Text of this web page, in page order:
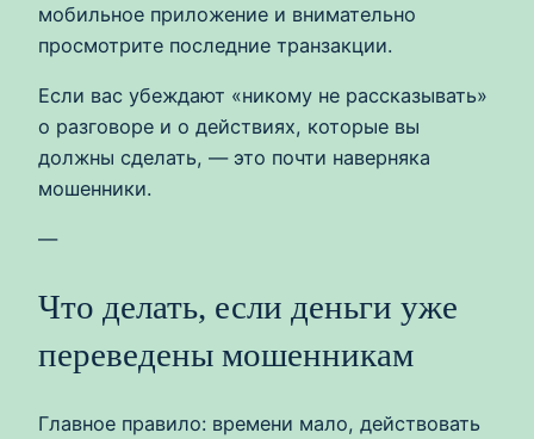
мобильное приложение и внимательно
просмотрите последние транзакции.
Если вас убеждают «никому не рассказывать»
о разговоре и о действиях, которые вы
должны сделать, — это почти наверняка
мошенники.
—
Что делать, если деньги уже
переведены мошенникам
Главное правило: времени мало, действовать